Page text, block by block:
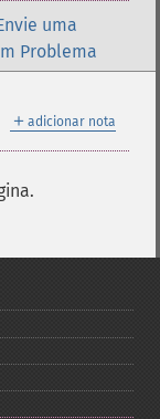
uma
Problema
＋ adicionar nota